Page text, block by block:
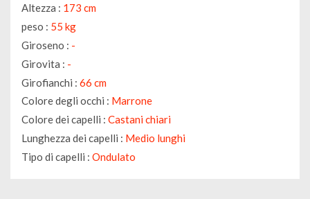
Altezza : 173 cm
peso : 55 kg
Giroseno : -
Girovita : -
Girofianchi : 66 cm
Colore degli occhi : Marrone
Colore dei capelli : Castani chiari
Lunghezza dei capelli : Medio lunghi
Tipo di capelli : Ondulato